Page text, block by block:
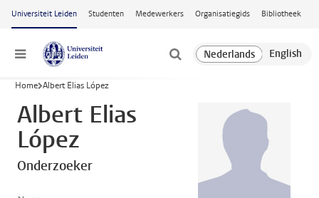
Ga naar hoofdinhoud
Universiteit Leiden Studenten Medewerkers Organisatiegids Bibliotheek
Menu
Home Albert Elias López
Albert Elias
López
Onderzoeker